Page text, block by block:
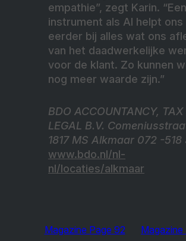
empathie”, zegt Karin. “Een
instrument als AI helpt ons
eerder bij alles wat ons
van het daadwerkelijke
voor de klant. Zo kunnen
nog meer waarde zijn.”
BDO ACCOUNTANCY, TAX
LEGAL B.V.
1817 MS Alkmaar 072 -
www.bdo.nl/nl-
nl/locaties/alkmaar
Magazine Page 92 Magazine